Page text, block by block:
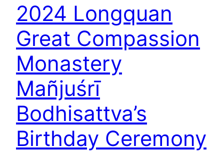
2024 Longquan
Great Compassion
Monastery
Mañjuśrī
Bodhisattva’s
Birthday Ceremony